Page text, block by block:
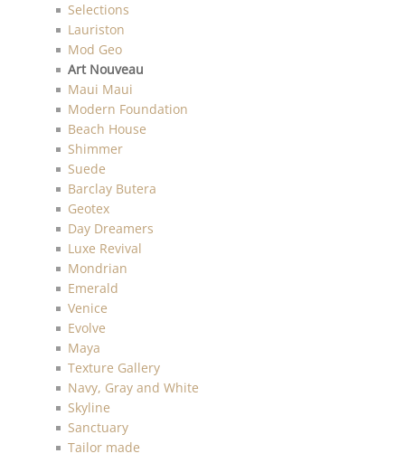
Selections
Lauriston
Mod Geo
Art Nouveau
Maui Maui
Modern Foundation
Beach House
Shimmer
Suede
Barclay Butera
Geotex
Day Dreamers
Luxe Revival
Mondrian
Emerald
Venice
Evolve
Maya
Texture Gallery
Navy, Gray and White
Skyline
Sanctuary
Tailor made